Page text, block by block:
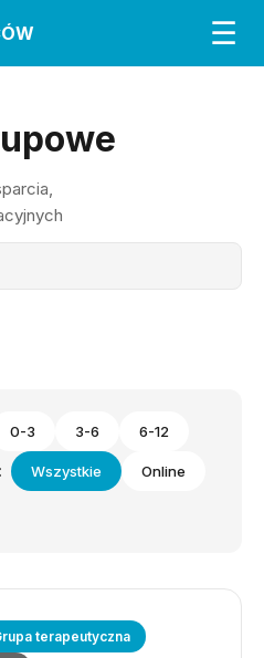
☰
0-3 3-6 6-12
Wszystkie Online
terapeutyczna